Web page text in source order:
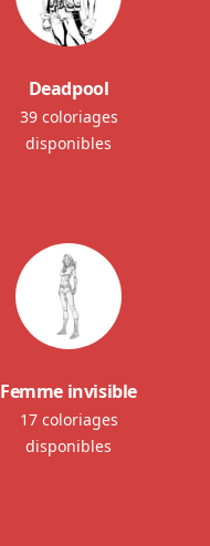
Deadpool
39 coloriages
disponibles
Femme invisible
17 coloriages
disponibles